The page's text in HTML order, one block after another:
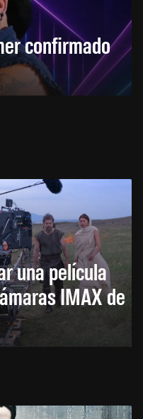
confirmado
una película
IMAX de